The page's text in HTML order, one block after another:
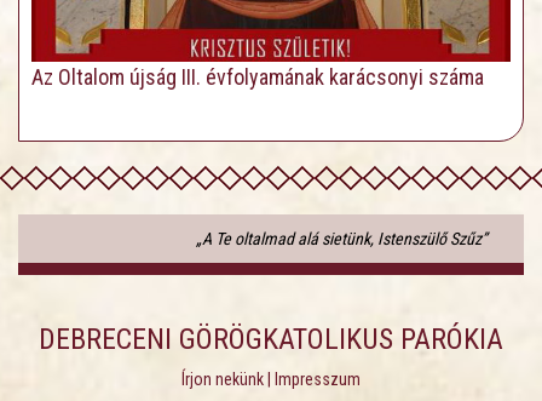
Az Oltalom újság III. évfolyamának karácsonyi száma
„A Te oltalmad alá sietünk, Istenszülő Szűz”
DEBRECENI GÖRÖGKATOLIKUS PARÓKIA
Írjon nekünk Impresszum